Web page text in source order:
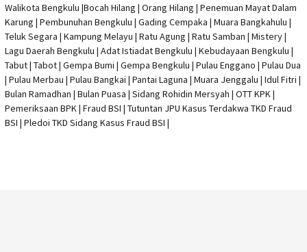
Walikota Bengkulu |Bocah Hilang | Orang Hilang | Penemuan Mayat Dalam
Karung | Pembunuhan Bengkulu | Gading Cempaka | Muara Bangkahulu |
Teluk Segara | Kampung Melayu | Ratu Agung | Ratu Samban | Mistery |
Lagu Daerah Bengkulu | Adat Istiadat Bengkulu | Kebudayaan Bengkulu |
Tabut | Tabot | Gempa Bumi | Gempa Bengkulu | Pulau Enggano | Pulau Dua
| Pulau Merbau | Pulau Bangkai | Pantai Laguna | Muara Jenggalu | Idul Fitri |
Bulan Ramadhan | Bulan Puasa | Sidang Rohidin Mersyah | OTT KPK|
Pemeriksaan BPK | Fraud BSI | Tutuntan JPU Kasus Terdakwa TKD Fraud
BSI | Pledoi TKD Sidang Kasus Fraud BSI |